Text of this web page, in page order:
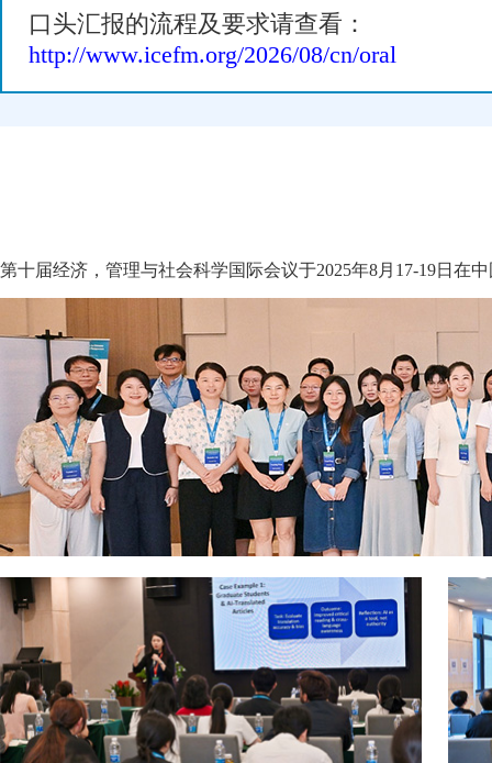
口头汇报的流程及要求请查看：
http://www.icefm.org/2026/08/cn/oral
第十届经济，管理与社会科学国际会议于2025年8月17-19日在